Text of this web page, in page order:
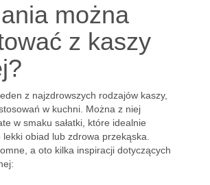
można
z kaszy
z najzdrowszych rodzajów kaszy,
w kuchni. Można z niej
w smaku sałatki, które idealnie
obiad lub zdrowa przekąska.
a oto kilka inspiracji dotyczących